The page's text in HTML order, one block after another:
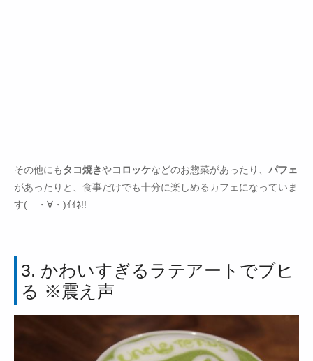
その他にもタコ焼きやコロッケなどのお惣菜があったり、 パフェ
があったりと、食事だけでも十分に楽しめるカフェになっていま
す( ・∀・)ｲｲﾈ!!
3. かわいすぎるラテアートでブヒ
る ※震え声